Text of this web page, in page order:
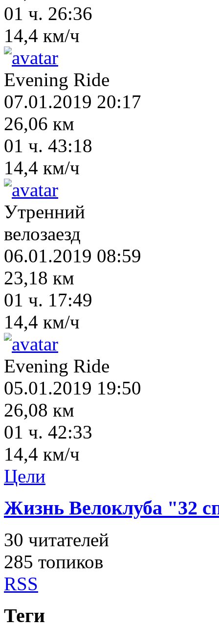
01 ч. 26:36
14,4 км/ч
Evening Ride
07.01.2019 20:17
26,06 км
01 ч. 43:18
14,4 км/ч
Утренний
велозаезд
06.01.2019 08:59
23,18 км
01 ч. 17:49
14,4 км/ч
Evening Ride
05.01.2019 19:50
26,08 км
01 ч. 42:33
14,4 км/ч
Цели
Жизнь Велоклуба "32
30 читателей
285 топиков
RSS
Теги